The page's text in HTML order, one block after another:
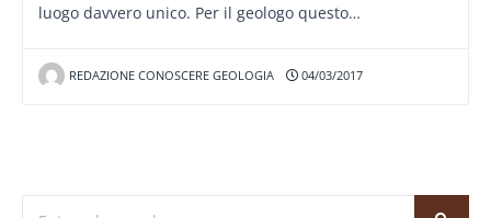
luogo davvero unico. Per il geologo questo…
REDAZIONE CONOSCERE GEOLOGIA 04/03/2017